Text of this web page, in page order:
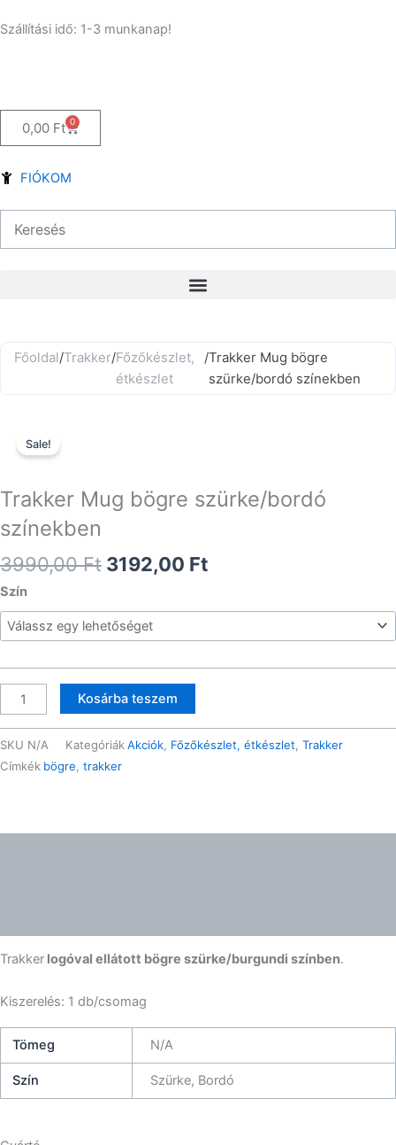
to
Szállítási idő: 1-3 munkanap!
0,00 Ft 0
Kosár
FIÓKOM
Főoldal/Trakker/Főzőkészlet,
étkészlet
/Trakker Mug bögre
szürke/bordó színekben
Sale!
Trakker Mug bögre szürke/bordó
színekben
3990,00Ft Original
was:
3990,00 Ft.
3192,00 Ft
is:
Szín
Trakker
Mug
bögre
színekben
mennyiség
Kosárba teszem
SKU N/A KategóriákAkciók, Főzőkészlet, étkészlet, Trakker
Címkék bögre, trakker
Trakker logóval ellátott bögre szürke/burgundi színben.
Kiszerelés: 1 db/csomag
Tömeg N/A
Szín Szürke, Bordó